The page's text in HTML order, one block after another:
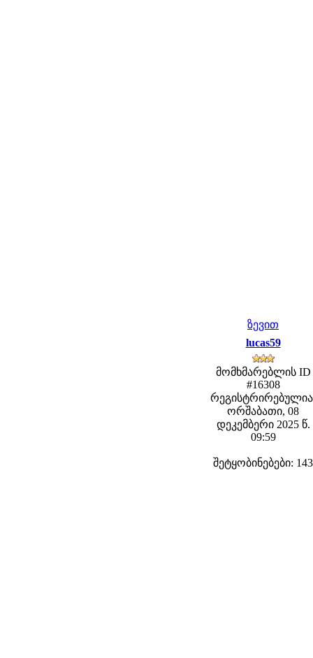
ზევით
lucas59
მომხმარებლის ID
#16308
ორშაბათი, 08
დეკემბერი 2025 წ.
09:59
შეტყობინებები: 143